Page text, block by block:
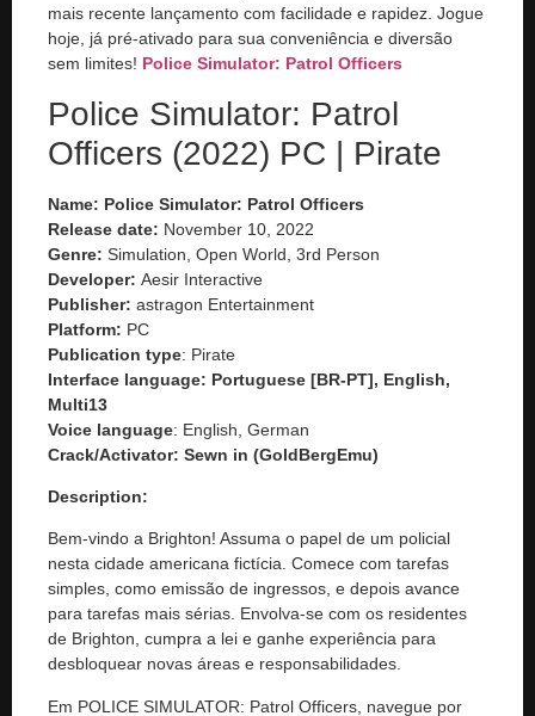
mais recente lançamento com facilidade e rapidez. Jogue
hoje, já pré-ativado para sua conveniência e diversão
sem limites! Police Simulator: Patrol Officers
Police Simulator: Patrol
Officers (2022) PC | Pirate
Name: Police Simulator: Patrol Officers
Release date: November 10, 2022
Genre: Simulation, Open World, 3rd Person
Developer: Aesir Interactive
Publisher: astragon Entertainment
Platform: PC
Publication type: Pirate
Interface language: Portuguese [BR-PT], English,
Multi13
Voice language: English, German
Crack/Activator: Sewn in (GoldBergEmu)
Description:
Bem-vindo a Brighton! Assuma o papel de um policial
nesta cidade americana fictícia. Comece com tarefas
simples, como emissão de ingressos, e depois avance
para tarefas mais sérias. Envolva-se com os residentes
de Brighton, cumpra a lei e ganhe experiência para
desbloquear novas áreas e responsabilidades.
Em POLICE SIMULATOR: Patrol Officers, navegue por